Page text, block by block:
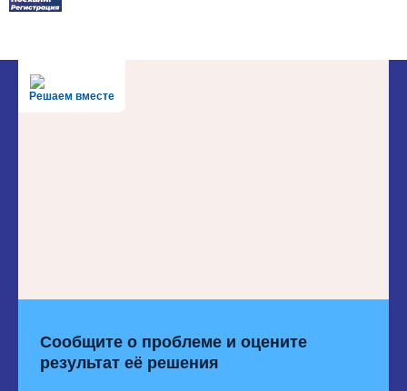
Решаем вместе
Сообщите о проблеме и оцените
результат её решения